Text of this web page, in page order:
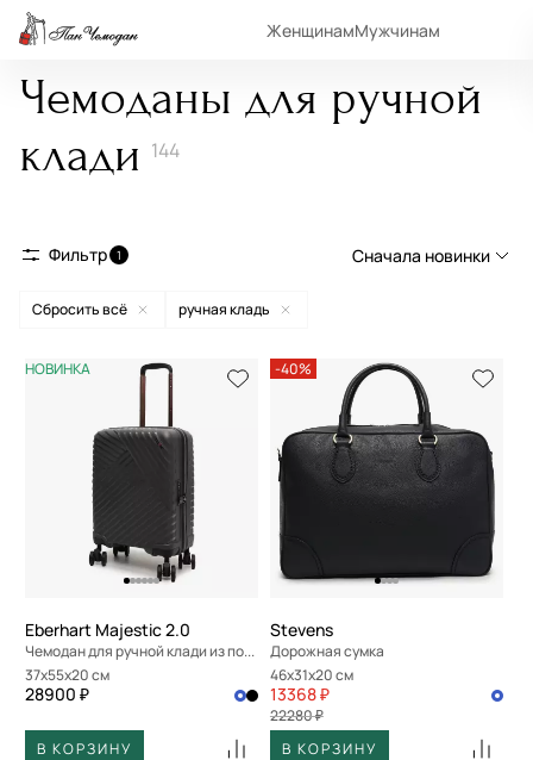
ЖенщинамМужчинам
Чемоданы для ручной
клади 144
Фильтр 1 Сначала новинки
Сначала популярные
По возрастанию цены
По убыванию цены
По размеру скидки
Сбросить всё ручная кладь
НОВИНКА
Eberhart Majestic 2.0
Чемодан для ручной клади из полипропилена
37x55x20 см
28900 ₽
В КОРЗИНУ
-40%
Stevens
Дорожная сумка
46x31x20 см
13368 ₽
22280 ₽
В КОРЗИНУ